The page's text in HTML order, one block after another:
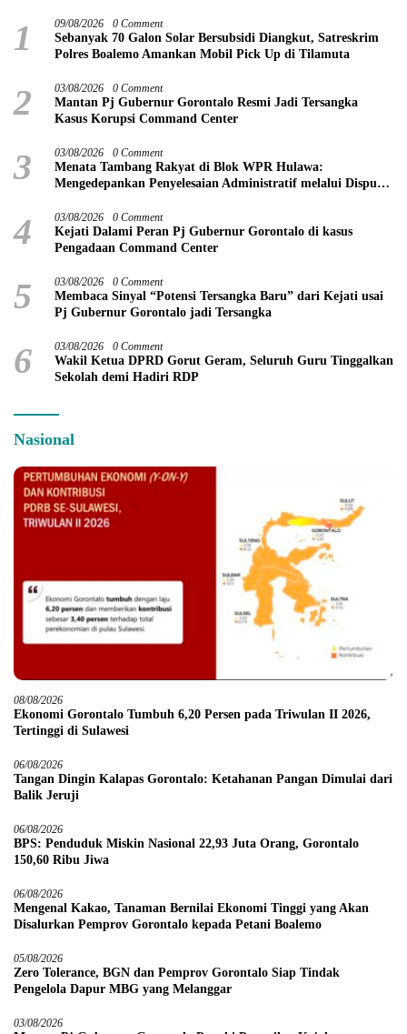
1 09/08/2026 0 Comment
Sebanyak 70 Galon Solar Bersubsidi Diangkut, Satreskrim
Polres Boalemo Amankan Mobil Pick Up di Tilamuta
2 03/08/2026 0 Comment
Mantan Pj Gubernur Gorontalo Resmi Jadi Tersangka
Kasus Korupsi Command Center
3 03/08/2026 0 Comment
Menata Tambang Rakyat di Blok WPR Hulawa:
Mengedepankan Penyelesaian Administratif melalui Dispute
4 03/08/2026 0 Comment
Kejati Dalami Peran Pj Gubernur Gorontalo di kasus
Pengadaan Command Center
5 03/08/2026 0 Comment
Membaca Sinyal “Potensi Tersangka Baru” dari Kejati usai
Pj Gubernur Gorontalo jadi Tersangka
6 03/08/2026 0 Comment
Wakil Ketua DPRD Gorut Geram, Seluruh Guru Tinggalkan
Sekolah demi Hadiri RDP
Nasional
08/08/2026
Ekonomi Gorontalo Tumbuh 6,20 Persen pada Triwulan II 2026,
Tertinggi di Sulawesi
06/08/2026
Tangan Dingin Kalapas Gorontalo: Ketahanan Pangan Dimulai dari
Balik Jeruji
06/08/2026
BPS: Penduduk Miskin Nasional 22,93 Juta Orang, Gorontalo
150,60 Ribu Jiwa
06/08/2026
Mengenal Kakao, Tanaman Bernilai Ekonomi Tinggi yang Akan
Disalurkan Pemprov Gorontalo kepada Petani Boalemo
05/08/2026
Zero Tolerance, BGN dan Pemprov Gorontalo Siap Tindak
Pengelola Dapur MBG yang Melanggar
03/08/2026